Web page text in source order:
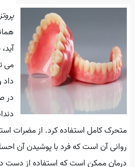
می
داد
در
متحرک کامل استفاده کرد. از مضرات
روانی آن است که فرد با پوشیدن آن
درمان ممکن است که استفاده از دست